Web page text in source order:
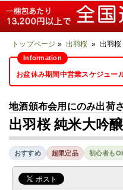
トップページ » 出羽桜 » 出羽桜
お盆休み期間中営業スケジュー
地酒頒布会用にのみ出荷
出羽桜 純米大吟
おすすめ 超限定品 初心者も